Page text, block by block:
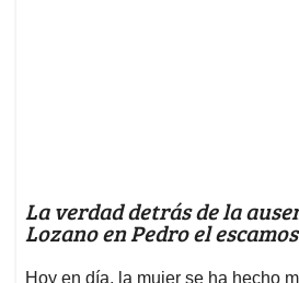
La verdad detrás de la
Lozano en Pedro el
Hoy en día, la mujer se ha hecho